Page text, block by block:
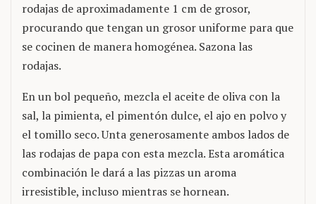
rodajas de aproximadamente 1 cm de grosor,
procurando que tengan un grosor uniforme para que
se cocinen de manera homogénea. Sazona las
rodajas.
En un bol pequeño, mezcla el aceite de oliva con la
sal, la pimienta, el pimentón dulce, el ajo en polvo y
el tomillo seco. Unta generosamente ambos lados de
las rodajas de papa con esta mezcla. Esta aromática
combinación le dará a las pizzas un aroma
irresistible, incluso mientras se hornean.